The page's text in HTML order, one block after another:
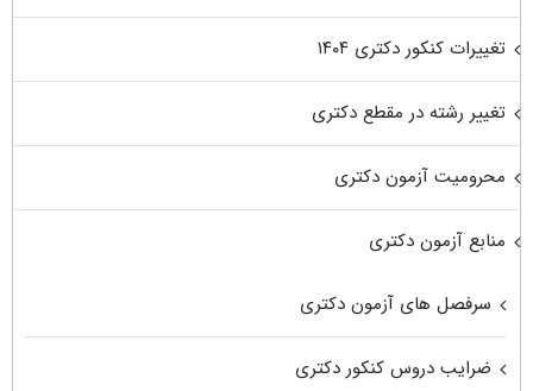
تغییرات کنکور دکتری ۱۴۰۴
تغییر رشته در مقطع دکتری
محرومیت آزمون دکتری
منابع آزمون دکتری
سرفصل های آزمون دکتری
ضرایب دروس کنکور دکتری